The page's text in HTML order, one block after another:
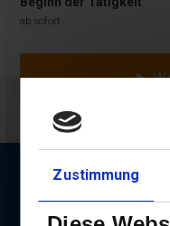
Zustimmung
ab sofort
Jetzt